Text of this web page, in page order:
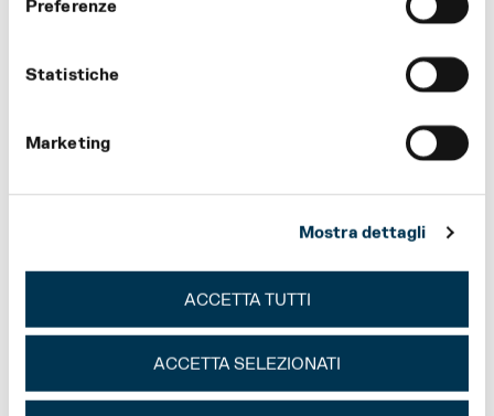
Preferenze
Statistiche
Marketing
Mostra dettagli
ACCETTA TUTTI
ACCETTA SELEZIONATI
STAGIONE E FESTIVAL
FESTIVAL VERDI
EDUCATIONAL PARTNER
SPONSOR STAGIONE E
SPONSOR STAGIONE